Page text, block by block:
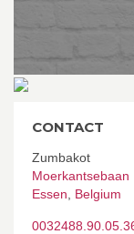
CONTACT
Zumbakot
Moerkantsebaan
Essen
Belgium